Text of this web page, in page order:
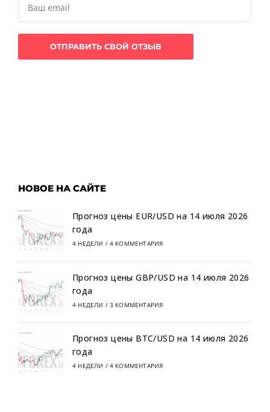
НОВОЕ НА САЙТЕ
Прогноз цены EUR/USD на 14 июля 2026
года
4 НЕДЕЛИ / 4 КОММЕНТАРИЯ
Прогноз цены GBP/USD на 14 июля 2026
года
4 НЕДЕЛИ / 3 КОММЕНТАРИЯ
Прогноз цены BTC/USD на 14 июля 2026
года
4 НЕДЕЛИ / 4 КОММЕНТАРИЯ